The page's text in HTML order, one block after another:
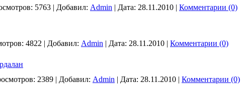
5763 | Добавил: Admin | Дата: 28.11.2010 | Комментарии (0)
4822 | Добавил: Admin | Дата: 28.11.2010 | Комментарии (0)
2389 | Добавил: Admin | Дата: 28.11.2010 | Комментарии (0)